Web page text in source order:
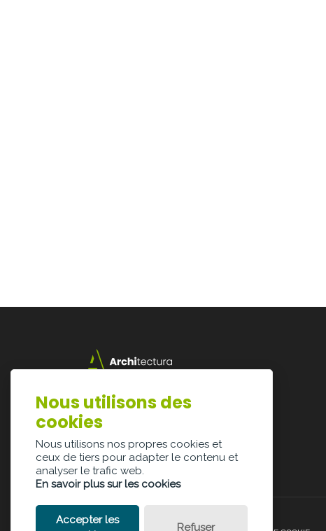
3500 Hasselt
info@architectura.be
Nous utilisons des
cookies
Nous utilisons nos propres cookies et
ceux de tiers pour adapter le contenu et
analyser le trafic web.
En savoir plus sur les cookies
Accepter les
Refuser